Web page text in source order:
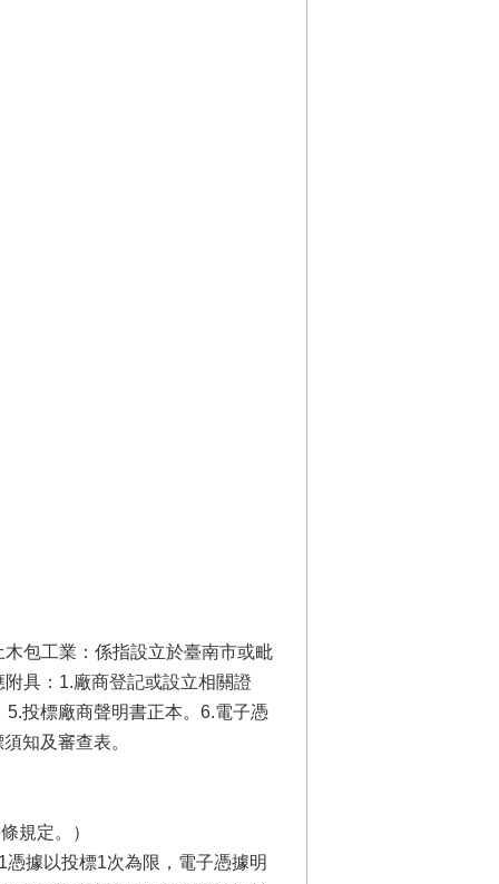
包工業：係指設立於臺南市或毗
具：1.廠商登記或設立相關證
投標廠商聲明書正本。6.電子憑
知及審查表。
規定。）
據以投標1次為限，電子憑據明